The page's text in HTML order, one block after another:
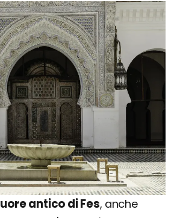
antico di Fes, anche